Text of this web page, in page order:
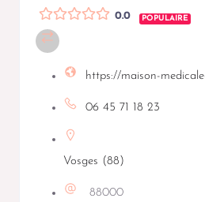
0.0 POPULAIRE
https://maison-
06 45 71 18 23
Vosges (88)
88000